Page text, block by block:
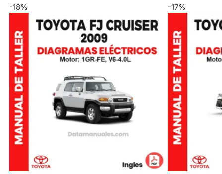
-18% -17%